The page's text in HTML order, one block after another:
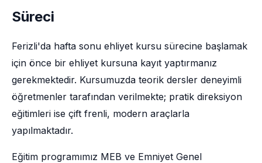
Süreci
Ferizli'da hafta sonu ehliyet kursu sürecine başlamak
için önce bir ehliyet kursuna kayıt yaptırmanız
gerekmektedir. Kursumuzda teorik dersler deneyimli
öğretmenler tarafından verilmekte; pratik direksiyon
eğitimleri ise çift frenli, modern araçlarla
yapılmaktadır.
Eğitim programımız MEB ve Emniyet Genel